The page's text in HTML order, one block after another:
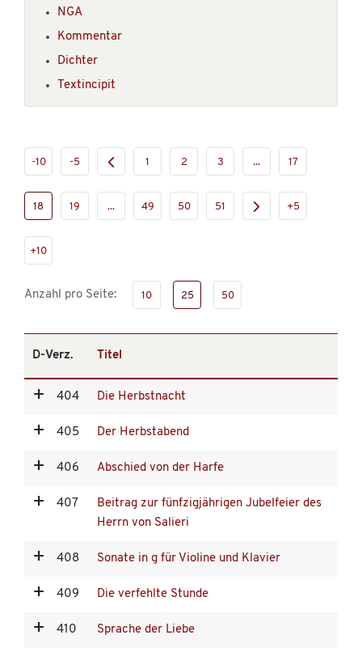
NGA
Kommentar
Dichter
Textincipit
-10 -5 1 2 3 ... 17
18 19 ... 49 50 51 +5
+10
Anzahl pro Seite: 10 25 50
D-Verz. Titel
404 Die Herbstnacht
405 Der Herbstabend
406 Abschied von der Harfe
407
Beitrag zur fünfzigjährigen Jubelfeier des
Herrn von Salieri
408 Sonate in g für Violine und Klavier
409 Die verfehlte Stunde
410 Sprache der Liebe